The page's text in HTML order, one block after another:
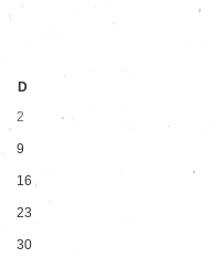
D
2
9
16
23
30